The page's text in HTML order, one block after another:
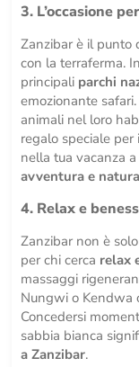
3. L’occasione
Zanzibar è il punto
con la terraferma.
principali parchi
emozionante
animali nel loro
regalo speciale per
nella tua vacanza
avventura e natura
4. Relax e
Zanzibar non è
per chi cerca relax
massaggi
Nungwi o Kendwa
Concedersi
sabbia bianca
a Zanzibar.